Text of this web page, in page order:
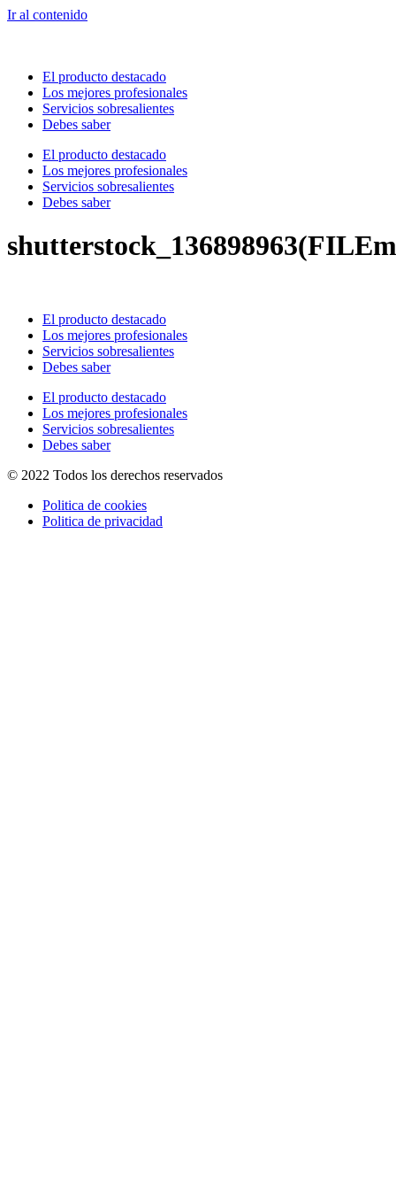
Ir al contenido
El producto destacado
Los mejores profesionales
Servicios sobresalientes
Debes saber
El producto destacado
Los mejores profesionales
Servicios sobresalientes
Debes saber
El producto destacado
Los mejores profesionales
Servicios sobresalientes
Debes saber
El producto destacado
Los mejores profesionales
Servicios sobresalientes
Debes saber
© 2022 Todos los derechos reservados
Politica de cookies
Politica de privacidad